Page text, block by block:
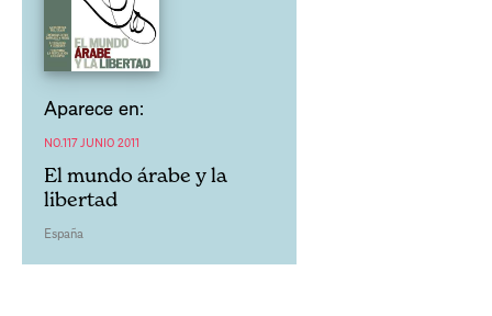
Aparece en:
NO.117 JUNIO 2011
El mundo árabe y la
libertad
España